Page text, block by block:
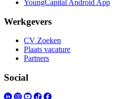
YoungCapital Android App
Werkgevers
CV Zoeken
Plaats vacature
Partners
Social